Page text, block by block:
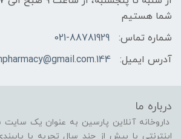
شما هستیم
شماره تماس:
021-88781929
آدرس ایمیل:
144.parsinpharmacy@gmail.com
درباره ما
داروخانه آنلاین پارسین به عنوان یک
اینترنتی با بیش از چند سال تجربه با